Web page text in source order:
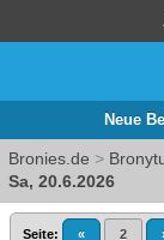
Neue
Bronies.de >
Sa, 20.6.2026
Seite: « 2